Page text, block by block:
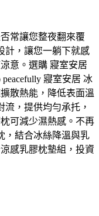
常讓您整夜翻來覆
計，讓您一躺下就感
意。選購 寢室安居
寢室安居 冰
散熱能，降低表面溫
流，提供均勻承托，
可減少濕熱感。不再
，結合冰絲降溫與乳
感乳膠枕墊組，投資